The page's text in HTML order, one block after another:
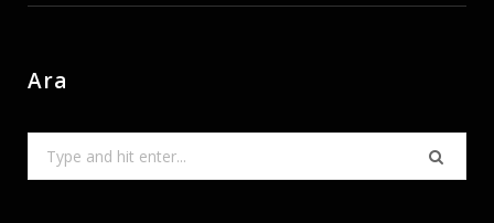
Ara
for: